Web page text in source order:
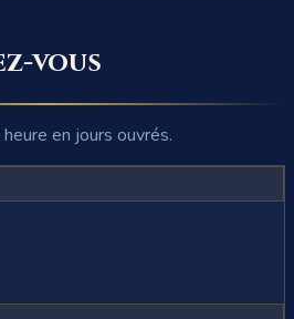
vous
en jours ouvrés.